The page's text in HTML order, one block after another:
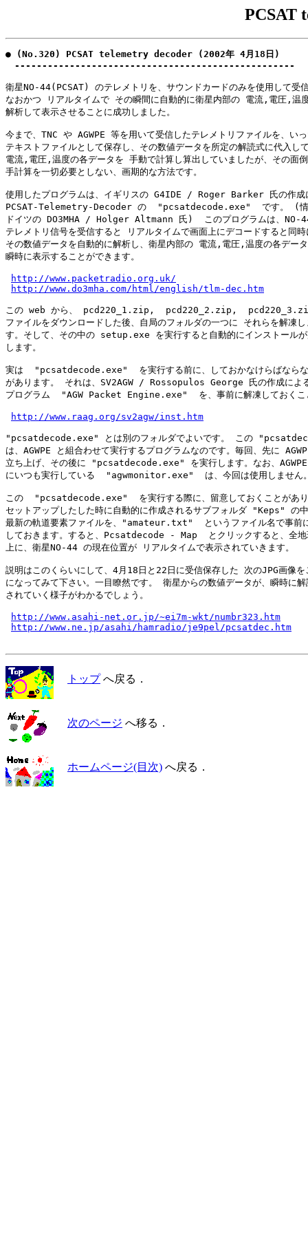
PCSAT
● (No.320) PCSAT telemetry decoder (2002年 4月18日)
---------------------------------------------------
衛星NO-44(PCSAT) のテレメトリを、サウンドカードのみを使用して受
なおかつ リアルタイムで その瞬間に自動的に衛星内部の 電流,電圧,温
解析して表示させることに成功しました。
今まで、TNC や AGWPE 等を用いて受信したテレメトリファイルを、い
テキストファイルとして保存し、その数値データを所定の解読式に代入し
電流,電圧,温度の各データを 手動で計算し算出していましたが、その面
手計算を一切必要としない、画期的な方法です。
使用したプログラムは、イギリスの G4IDE / Roger Barker 氏の作成
PCSAT-Telemetry-Decoder の  "pcsatdecode.exe"  です。 (情
ドイツの DO3MHA / Holger Altmann 氏)  このプログラムは、NO-
テレメトリ信号を受信すると リアルタイムで画面上にデコードすると同時
その数値データを自動的に解析し、衛星内部の 電流,電圧,温度の各デー
瞬時に表示することができます。
http://www.packetradio.org.uk/
http://www.do3mha.com/html/english/tlm-dec.htm
この web から、 pcd220_1.zip,  pcd220_2.zip,
ファイルをダウンロードした後、自局のフォルダの一つに それらを解凍し
す。そして、その中の setup.exe を実行すると自動的にインストール
します。
実は  "pcsatdecode.exe"  を実行する前に、しておかなけらばならな
があります。 それは、SV2AGW / Rossopulos George 氏の作成によ
プログラム  "AGW Packet Engine.exe"  を、事前に解凍しておくこ
http://www.raag.org/sv2agw/inst.htm
"pcsatdecode.exe" とは別のフォルダでよいです。 この
は、AGWPE と組合わせて実行するプログラムなのです。毎回、先に
立ち上げ、その後に "pcsatdecode.exe" を実行します。なお、
にいつも実行している  "agwmonitor.exe"  は、今回は使用しません
この  "pcsatdecode.exe"  を実行する際に、留意しておくことがあ
セットアップしたした時に自動的に作成されるサブフォルダ "Keps" の
最新の軌道要素ファイルを、"amateur.txt"  というファイル名で事前
しておきます。すると、Pcsatdecode - Map  とクリックすると、全地
上に、衛星NO-44 の現在位置が リアルタイムで表示されていきます。
説明はこのくらいにして、4月18日と22日に受信保存した 次のJPG画像を
になってみて下さい。一目瞭然です。 衛星からの数値データが、瞬時に解
されていく様子がわかるでしょう。
http://www.asahi-net.or.jp/~ei7m-wkt/numbr323.htm
http://www.ne.jp/asahi/hamradio/je9pel/pcsatdec.htm
トップへ戻る．
次のページ へ移る．
ホームページ(目次) へ戻る．